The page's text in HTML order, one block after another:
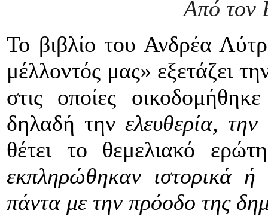
Από τον
Το βιβλίο του Ανδρέα
μέλλοντός μας» εξετάζει
στις οποίες
δηλαδή την ελευθερία,
θέτει το θεμελιακό
εκπληρώθηκαν ιστορικά
πάντα με την πρόοδο της